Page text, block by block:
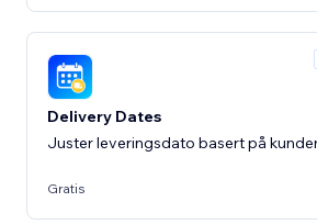
Delivery Dates
Juster leveringsdato basert på
Gratis